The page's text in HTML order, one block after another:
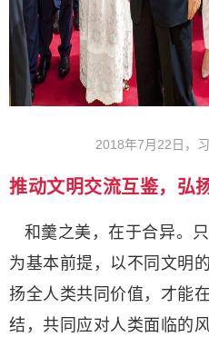
2018年7月22日，
推动文明交流互鉴，弘
和羹之美，在于合异。
为基本前提，以不同文明
扬全人类共同价值，才能
结，共同应对人类面临的风